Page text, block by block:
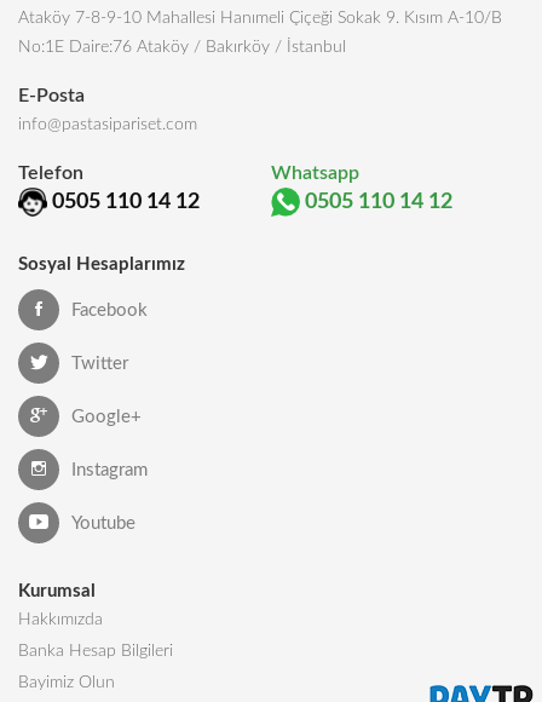
Ataköy 7-8-9-10 Mahallesi Hanımeli Çiçeği Sokak 9. Kısım A-10/B
No:1E Daire:76 Ataköy / Bakırköy / İstanbul
E-Posta
info@pastasipariset.com
Telefon
0505 110 14 12
Whatsapp
0505 110 14 12
Sosyal Hesaplarımız
Facebook
Twitter
Google+
Instagram
Youtube
Kurumsal
Hakkımızda
Banka Hesap Bilgileri
Bayimiz Olun